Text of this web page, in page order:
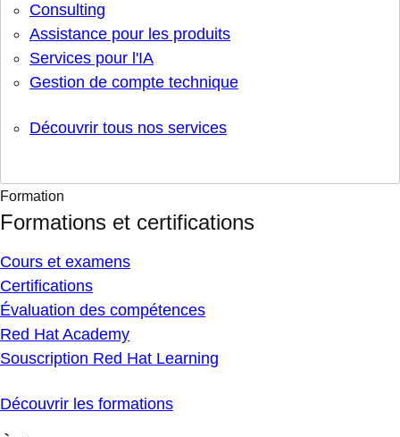
Consulting
Assistance pour les produits
Services pour l'IA
Gestion de compte technique
Découvrir tous nos services
Formation
Formations et certifications
Cours et examens
Certifications
Évaluation des compétences
Red Hat Academy
Souscription Red Hat Learning
Découvrir les formations